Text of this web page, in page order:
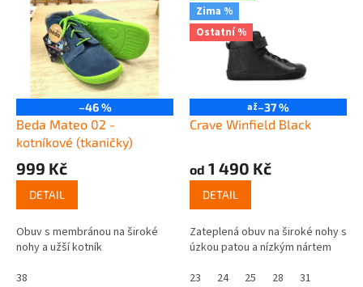
–46 %
Beda Mateo 02 -
kotníkové (tkaničky)
999 Kč
DETAIL
Obuv s membránou na široké
nohy a užší kotník
38
Zima %
Ostatní %
až–37 %
Crave Winfield Black
od 1 490 Kč
DETAIL
Zateplená obuv na široké nohy s
úzkou patou a nízkým nártem
23
24 25 28 31